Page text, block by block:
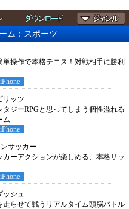
ム：スポーツ
単操作で本格テニス！対戦相手に勝利
iPhone
リッツ
タジーRPGと思ってしまう個性溢れる
ム
iPhone
サッカー
カーアクションが楽しめる、本格サッ
iPhone
ッシュ
走らせて戦うリアルタイム頭脳バトル